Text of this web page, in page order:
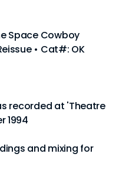
Space Cowboy
• Cat#: OK
recorded at 'Theatre
1994
and mixing for